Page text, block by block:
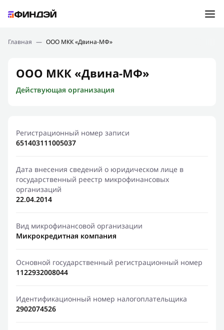
Подбор займа
Новости
Финансовое просвещение
Главная — ООО МКК «Двина-МФ»
ООО МКК «Двина-МФ»
Действующая организация
Регистрационный номер записи
651403111005037
Дата внесения сведений о юридическом лице в
государственный реестр микрофинансовых
организаций
22.04.2014
Вид микрофинансовой организации
Микрокредитная компания
Основной государственный регистрационный номер
1122932008044
Идентификационный номер налогоплательщика
2902074526
Ошибка:Контактная форма не найдена.
Спасибо, что написали нам
Мы свяжемся с Вами в ближайшее время и сообщим
результат
Отправить новый запрос